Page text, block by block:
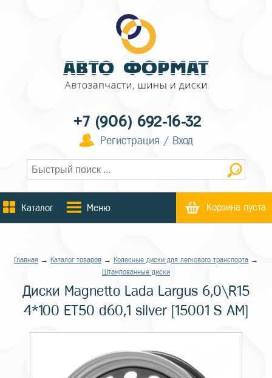
+7 (906) 692-16-32
Регистрация / Вход
Каталог Меню Корзина пуста
Главная → Каталог товаров → Колесные диски для легкового транспорта →
Штампованные диски
Диски Magnetto Lada Largus 6,0\R15
4*100 ET50 d60,1 silver [15001 S AM]